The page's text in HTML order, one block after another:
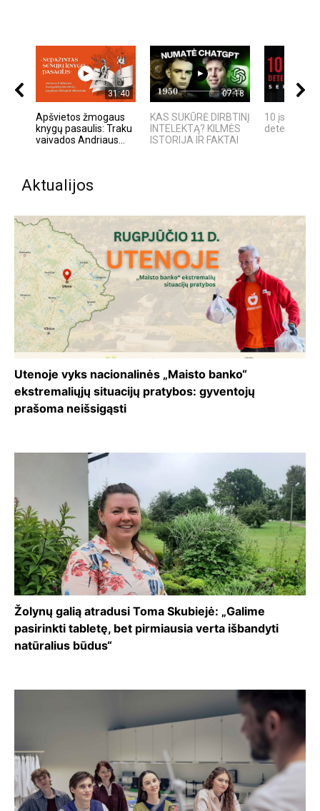
31:40
Apšvietos žmogaus
knygų pasaulis: Traku
vaivados Andriaus...
07:18
KAS SUKŪRĖ DIRBTINĮ
INTELEKTĄ? KILMĖS
ISTORIJA IR FAKTAI
10
Aktualijos
Utenoje vyks nacionalinės „Maisto banko“
ekstremaliųjų situacijų pratybos: gyventojų
prašoma neišsigąsti
Žolynų galią atradusi Toma Skubiejė: „Galime
pasirinkti tabletę, bet pirmiausia verta išbandyti
natūralius būdus“